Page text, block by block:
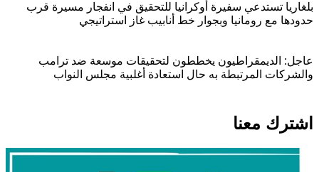
بلغاريا تستدعي سفيرة أوكرانيا للتحقيق في انفجار مسيرة قرب
حدودها مع رومانيا وبجوار خط أنابيب غاز استراتيجي
عاجل: الديمقراطيون يخططون لتحقيقات موسعة ضد ترامب
والشركات المرتبطة به حال استعادة أغلبية مجلس النواب
اشترك معنا